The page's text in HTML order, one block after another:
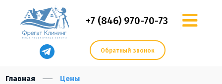
+7 (846) 970-70-73
Обратный звонок
Главная Цены